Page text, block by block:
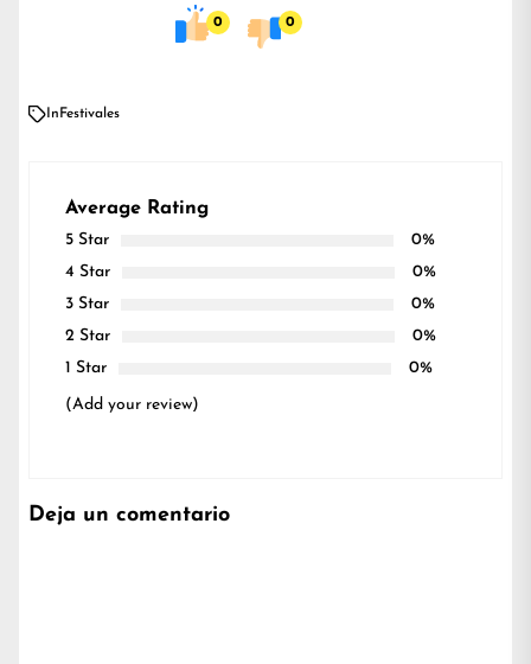
0 0
In Festivales
Average Rating
5 Star
0%
4 Star
0%
3 Star
0%
2 Star
0%
1 Star
0%
(Add your review)
Deja un comentario